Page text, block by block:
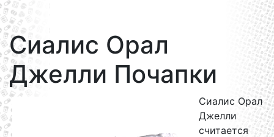
Сиалис Орал
Джелли Почапки
Сиалис Орал
Джелли
считается